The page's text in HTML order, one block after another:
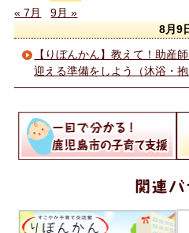
« 7月
9月 »
8月9
【りぼんかん】教えて！助産
迎える準備をしよう（沐浴・